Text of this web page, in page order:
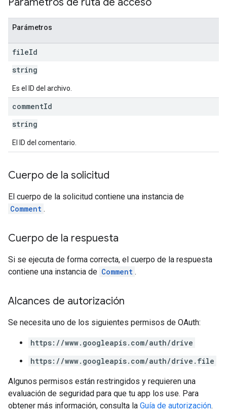
Parámetros
fileId
string
Es el ID del archivo.
commentId
string
El ID del comentario.
Cuerpo de la solicitud
El cuerpo de la solicitud contiene una instancia de
Comment .
Cuerpo de la respuesta
Si se ejecuta de forma correcta, el cuerpo de la respuesta
contiene una instancia de Comment .
Alcances de autorización
Se necesita uno de los siguientes permisos de OAuth:
https://www.googleapis.com/auth/drive
https://www.googleapis.com/auth/drive.file
Algunos permisos están restringidos y requieren una
evaluación de seguridad para que tu app los use. Para
obtener más información, consulta la Guía de autorización.